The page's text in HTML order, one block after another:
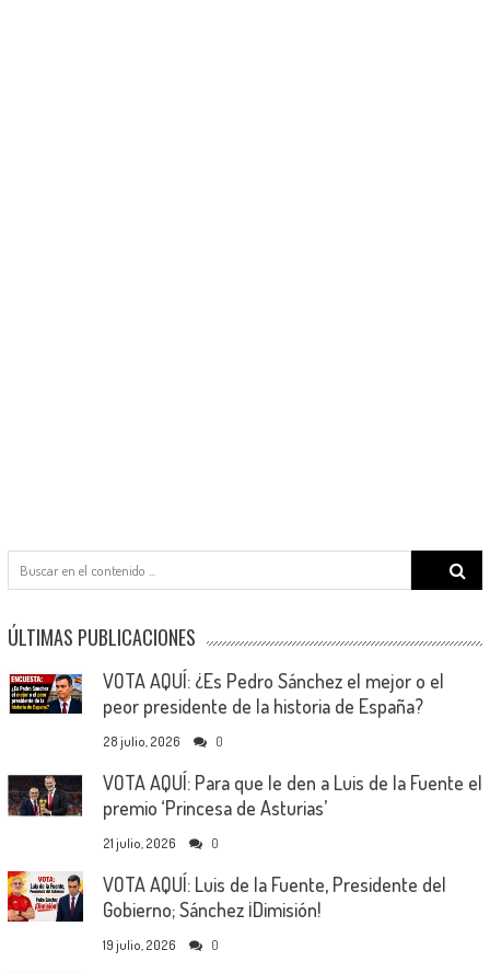
Search
for:
ÚLTIMAS PUBLICACIONES
VOTA AQUÍ: ¿Es Pedro Sánchez el mejor o el
peor presidente de la historia de España?
28 julio, 2026 0
VOTA AQUÍ: Para que le den a Luis de la Fuente el
premio ‘Princesa de Asturias’
21 julio, 2026 0
VOTA AQUÍ: Luis de la Fuente, Presidente del
Gobierno; Sánchez ¡Dimisión!
19 julio, 2026 0